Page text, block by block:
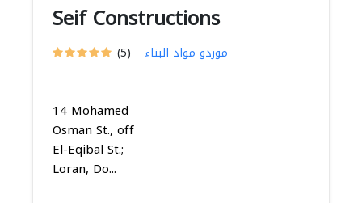
Seif Constructions
(5) موردو مواد البناء
14 Mohamed
Osman St., off
El-Eqibal St.;
Loran, Do...